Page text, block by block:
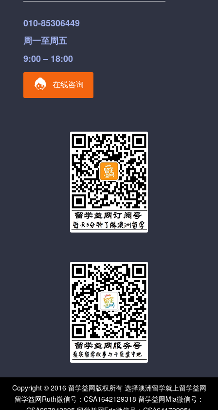
010-85306449
周一至周五
9:00 – 18:00
在线咨询
Copyright © 2016 留学益网版权所有 选择澳洲留学就上留学益网
留学益网Ruth微信号：CSA1642129318 留学益网Mia微信号：